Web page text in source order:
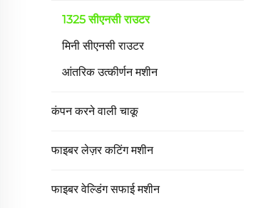
1325 सीएनसी राउटर
मिनी सीएनसी राउटर
आंतरिक उत्कीर्णन मशीन
कंपन करने वाली चाकू
फाइबर लेज़र कटिंग मशीन
फाइबर वेल्डिंग सफाई मशीन